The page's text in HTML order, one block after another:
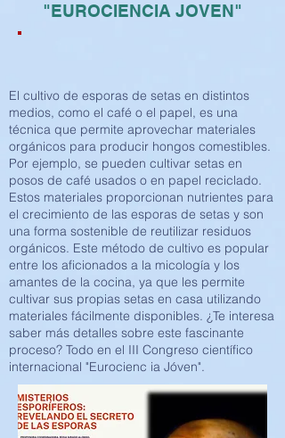
"EUROCIENCIA JOVEN"
El cultivo de esporas de setas en distintos
medios, como el café o el papel, es una
técnica que permite aprovechar materiales
orgánicos para producir hongos comestibles.
Por ejemplo, se pueden cultivar setas en
posos de café usados o en papel reciclado.
Estos materiales proporcionan nutrientes para
el crecimiento de las esporas de setas y son
una forma sostenible de reutilizar residuos
orgánicos. Este método de cultivo es popular
entre los aficionados a la micología y los
amantes de la cocina, ya que les permite
cultivar sus propias setas en casa utilizando
materiales fácilmente disponibles. ¿Te interesa
saber más detalles sobre este fascinante
proceso? Todo en el III Congreso científico
internacional "Eurocienc ia Jóven".